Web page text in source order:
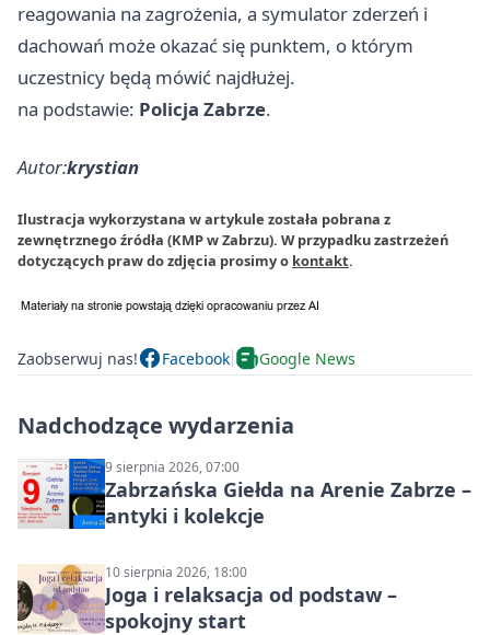
reagowania na zagrożenia, a symulator zderzeń i
dachowań może okazać się punktem, o którym
uczestnicy będą mówić najdłużej.
na podstawie: Policja Zabrze.
Autor:krystian
Ilustracja wykorzystana w artykule została pobrana z
zewnętrznego źródła (KMP w Zabrzu). W przypadku zastrzeżeń
dotyczących praw do zdjęcia prosimy o kontakt.
Zaobserwuj nas! Facebook Google News
Nadchodzące wydarzenia
9 sierpnia 2026, 07:00
Zabrzańska Giełda na Arenie Zabrze –
antyki i kolekcje
10 sierpnia 2026, 18:00
Joga i relaksacja od podstaw –
spokojny start